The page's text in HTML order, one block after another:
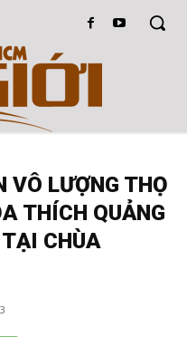
VÔ LƯỢNG THỌ
THÍCH QUẢNG
CHÙA